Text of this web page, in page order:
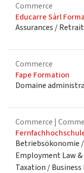
Commerce
Educarre Sàrl
Assurances /
Commerce
Fape Formation
Domaine
Commerce |
Betriebsökonomie
Employment Law
Taxation /